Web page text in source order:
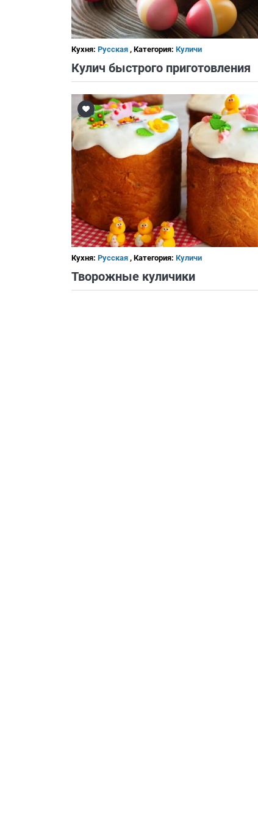
Кухня: Русская , Категория: Куличи
Кулич быстрого приготовления
Кухня: Русская , Категория: Куличи
Творожные куличики